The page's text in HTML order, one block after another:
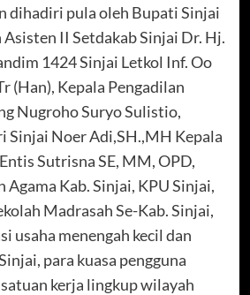
dihadiri pula oleh Bupati Sinjai
II Setdakab Sinjai Dr. Hj.
1424 Sinjai Letkol Inf. Oo
(Han), Kepala Pengadilan
Nugroho Suryo Sulistio,
Sinjai Noer Adi,SH.,MH Kepala
Sutrisna SE, MM, OPD,
Agama Kab. Sinjai, KPU Sinjai,
Madrasah Se-Kab. Sinjai,
usaha menengah kecil dan
para kuasa pengguna
kerja lingkup wilayah